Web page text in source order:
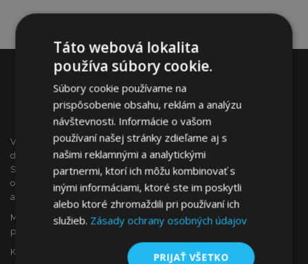
VTVauto je maloobchodným predajcom a veľkoobchodným
dodávateľom autopríslušenstva a autodoplnkov na
Slovensku, ako sú napr.: ozdobné kryty kolies (puklice),
okenné deflektory, autopoťahy, autorohože, chrómové kryty
a rámy, ...
Máte záujem o dropshipping, alebo sa chcete stať našim
partnerom?
Kontaktujte nás ešte dnes!
Táto webová lokalita
používa súbory cookie.
Súbory cookie používame na
prispôsobenie obsahu, reklám a analýzu
návštevnosti. Informácie o vašom
používaní našej stránky zdieľame aj s
našimi reklamnými a analytickými
partnermi, ktorí ich môžu kombinovať s
inými informáciami, ktoré ste im poskytli
alebo ktoré zhromaždili pri používaní ich
služieb. Zásady ochrany osobných údajov
PRIJAŤ VŠETKO